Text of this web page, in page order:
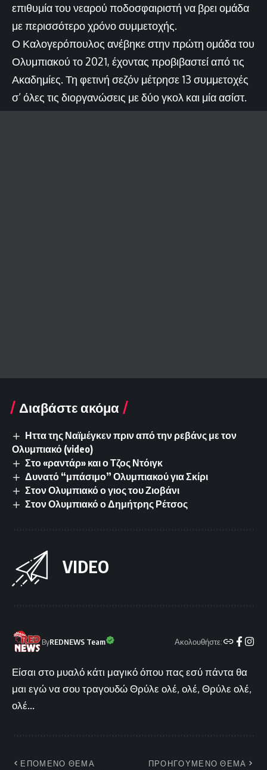
επιθυμία του νεαρού ποδοσφαιριστή να βρει ομάδα
με περισσότερο χρόνο συμμετοχής.
Ο Καλογερόπουλος ανέβηκε στην πρώτη ομάδα του
Ολυμπιακού το 2021, έχοντας προβιβαστεί από τις
Ακαδημίες. Τη φετινή σεζόν μέτρησε 13 συμμετοχές
σ’ όλες τις διοργανώσεις με δύο γκολ και μία ασίστ.
Διαβάστε ακόμα
Ηττα της Ναϊμέγκεν πριν από την ρεβάνς με τον
Ολυμπιακό (video)
Στο «ραντάρ» και ο Τζος Ντόιγκ
Δυνατό “μπάσιμο” Ολυμπιακού για Σκίρι
Στον Ολυμπιακό ο γιος του Ζιοβάνι
Στον Ολυμπιακό ο Δημήτρης Ρέτσος
VIDEO
ByREDNEWS Team Ακολουθήστε:
Είσαι στο μυαλό κάτι μαγικό όπου πας εσύ πάντα θα
μαι εγώ να σου τραγουδώ Θρύλε ολέ, ολέ, Θρύλε ολέ,
ολέ...
ΕΠΟΜΕΝΟ ΘΕΜΑ ΠΡΟΗΓΟΥΜΕΝΟ ΘΕΜΑ